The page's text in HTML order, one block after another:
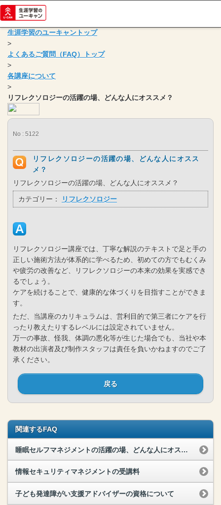
生涯学習のユーキャントップ
>
よくあるご質問（FAQ）トップ
>
各講座について
>
リフレクソロジーの活躍の場、どんな人にオススメ？
No : 5122
リフレクソロジーの活躍の場、どんな人にオスス
メ？
リフレクソロジーの活躍の場、どんな人にオススメ？
カテゴリー： リフレクソロジー
リフレクソロジー講座では、丁寧な解説のテキストで足と手の
正しい施術方法が体系的に学べるため、初めての方でもむくみ
や疲労の改善など、リフレクソロジーの本来の効果を実感でき
るでしょう。
ケアを続けることで、健康的な体づくりを目指すことができま
す。
ただ、当講座のカリキュラムは、営利目的で第三者にケアを行
ったり教えたりするレベルには設定されていません。
万一の事故、怪我、体調の悪化等が生じた場合でも、当社や本
教材の出演者及び制作スタッフは責任を負いかねますのでご了
承ください。
戻る
関連するFAQ
睡眠セルフマネジメントの活躍の場、どんな人にオススメ？
情報セキュリティマネジメントの受講料
子ども発達障がい支援アドバイザーの資格について